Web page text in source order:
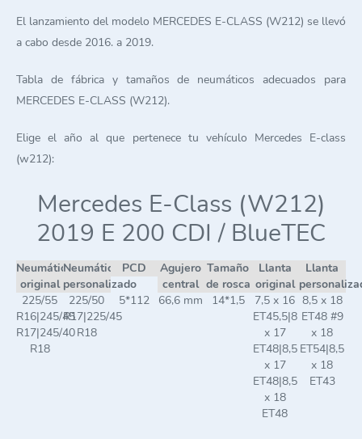
El lanzamiento del modelo MERCEDES E-CLASS (W212) se llevó
a cabo desde 2016. a 2019.
Tabla de fábrica y tamaños de neumáticos adecuados para
MERCEDES E-CLASS (W212).
Elige el año al que pertenece tu vehículo Mercedes E-class
(w212):
Mercedes E-Class (W212)
2019 E 200 CDI / BlueTEC
Neumático
original
Neumático
personalizado
PCD
Agujero
central
Tamaño
de rosca
Llanta
original
Llanta
225/55
R16|245/45
R17|245/40
R18
225/50
R17|225/45
R18
5*112 66,6 mm 14*1,5
7,5 x 16
ET45,5|8
x 17
ET48|8,5
x 17
ET48|8,5
x 18
ET48
8,5 x 18
ET48 #9
x 18
ET54|8,5
x 18
ET43